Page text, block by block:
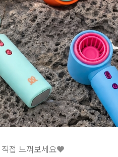
접 느껴보세요🧡